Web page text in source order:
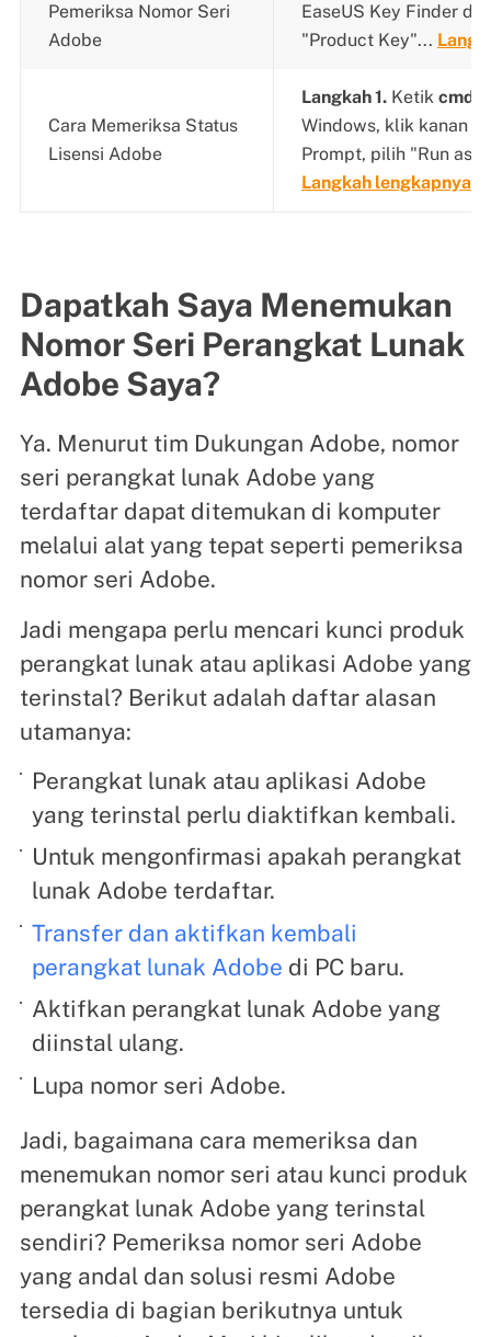
Pemeriksa Nomor Seri
Adobe
EaseUS Key Finder di
"Product Key"...
Cara Memeriksa Status
Lisensi Adobe
Langkah 1.Ketik cmd
Windows, klik kanan
Prompt, pilih "Run as
Langkah lengkapnya
Dapatkah Saya Menemukan
Nomor Seri Perangkat Lunak
Adobe Saya?
Ya. Menurut tim Dukungan Adobe, nomor
seri perangkat lunak Adobe yang
terdaftar dapat ditemukan di komputer
melalui alat yang tepat seperti pemeriksa
nomor seri Adobe.
Jadi mengapa perlu mencari kunci produk
perangkat lunak atau aplikasi Adobe yang
terinstal? Berikut adalah daftar alasan
utamanya:
Perangkat lunak atau aplikasi Adobe
yang terinstal perlu diaktifkan kembali.
Untuk mengonfirmasi apakah perangkat
lunak Adobe terdaftar.
Transfer dan aktifkan kembali
perangkat lunak Adobe di PC baru.
Aktifkan perangkat lunak Adobe yang
diinstal ulang.
Lupa nomor seri Adobe.
Jadi, bagaimana cara memeriksa dan
menemukan nomor seri atau kunci produk
perangkat lunak Adobe yang terinstal
sendiri? Pemeriksa nomor seri Adobe
yang andal dan solusi resmi Adobe
tersedia di bagian berikutnya untuk